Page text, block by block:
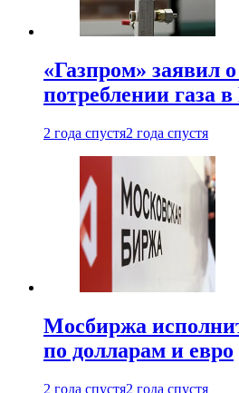
«Газпром» заявил
потреблении газа
2 года спустя2 года спустя
Мосбиржа
по долларам и евро
2 года спустя2 года спустя